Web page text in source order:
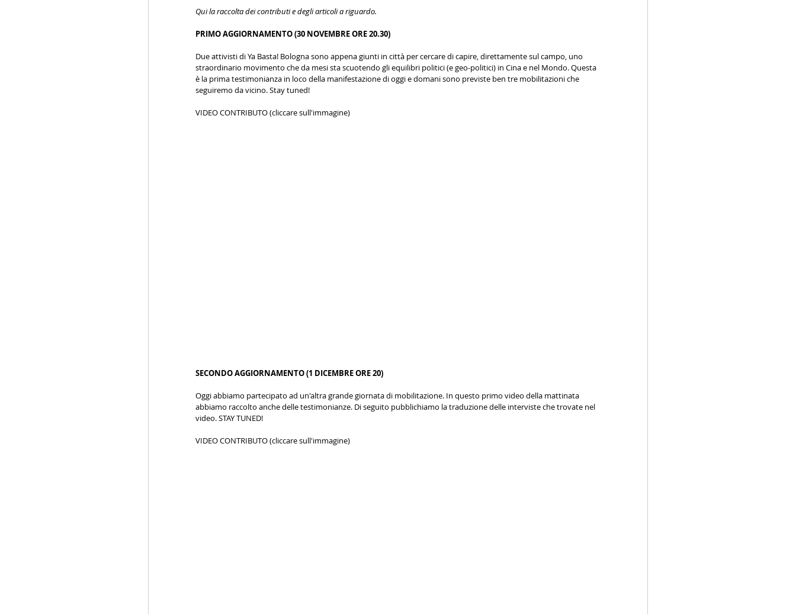
Qui la raccolta dei contributi e degli articoli a riguardo.
PRIMO AGGIORNAMENTO (30 NOVEMBRE ORE 20.30)
Due attivisti di Ya Basta! Bologna sono appena giunti in città per cercare di capire, direttamente sul campo, uno
straordinario movimento che da mesi sta scuotendo gli equilibri politici (e geo-politici) in Cina e nel Mondo. Questa
è la prima testimonianza in loco della manifestazione di oggi e domani sono previste ben tre mobilitazioni che
seguiremo da vicino. Stay tuned!
VIDEO CONTRIBUTO (cliccare sull'immagine)
SECONDO AGGIORNAMENTO (1 DICEMBRE ORE 20)
Oggi abbiamo partecipato ad un'altra grande giornata di mobilitazione. In questo primo video della mattinata
abbiamo raccolto anche delle testimonianze. Di seguito pubblichiamo la traduzione delle interviste che trovate nel
video. STAY TUNED!
VIDEO CONTRIBUTO (cliccare sull'immagine)